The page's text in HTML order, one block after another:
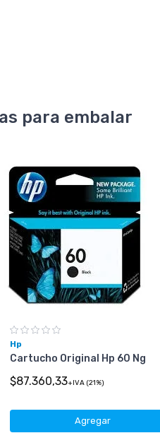
para embalar
Hp
Cartucho Original Hp 60 Ng
$87.360,33+IVA (21%)
Agregar